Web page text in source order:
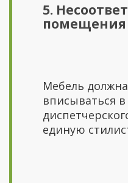
5.
помещения
Мебель
вписываться
единую